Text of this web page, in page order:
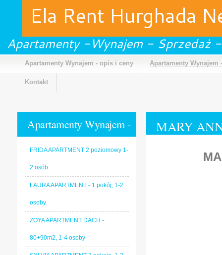
Ela Rent Hurghada
Apartamenty -Wynajem - Sprzedaż
Apartamenty Wynajem - opis i ceny Apartamenty Wynajem
Kontakt
MARY
Apartamenty Wynajem -
Galeria
FRIDA APARTMENT 2 poziomowy 1-
2 osób
LAURA APARTMENT - 1 pokój, 1-2
osoby
ZOYA APARTMENT DACH -
80+90m2, 1-4 osoby